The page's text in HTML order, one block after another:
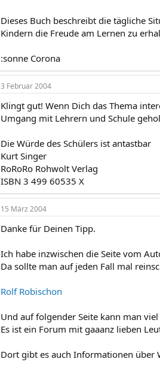
Dieses Buch beschreibt die tägliche
Kindern die Freude am Lernen zu
:sonne Corona
3 Februar 2004
Klingt gut! Wenn Dich das Thema
Umgang mit Lehrern und Schule
Die Würde des Schülers ist antastbar
Kurt Singer
RoRoRo Rohwolt Verlag
ISBN 3 499 60535 X
15 März 2004
Danke für Deinen Tipp.
Ich habe inzwischen die Seite vom
Da sollte man auf jeden Fall mal
Rolf Robischon
Und auf folgender Seite kann man
Es ist ein Forum mit gaaanz lieben
Dort gibt es auch Informationen über